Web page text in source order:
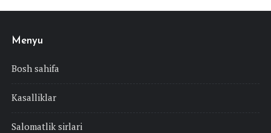
Menyu
Bosh sahifa
Kasalliklar
Salomatlik sirlari